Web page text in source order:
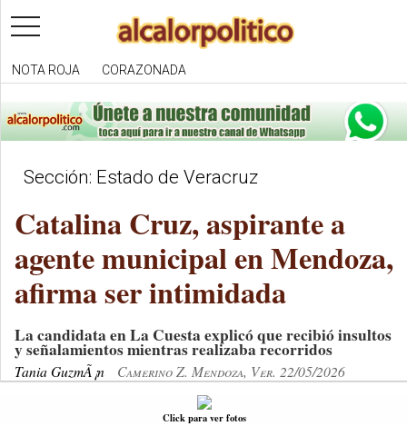
toggle
navigation
NOTA ROJA CORAZONADA
Sección: Estado de Veracruz
Catalina Cruz, aspirante a
agente municipal en Mendoza,
afirma ser intimidada
La candidata en La Cuesta explicó que recibió insultos
y señalamientos mientras realizaba recorridos
Tania GuzmÃ¡n Camerino Z. Mendoza, Ver. 22/05/2026
Click para ver fotos